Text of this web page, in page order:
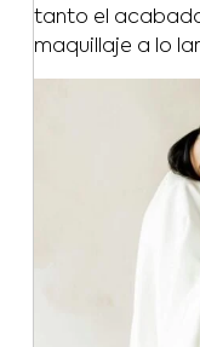
tanto el
maquillaje a lo